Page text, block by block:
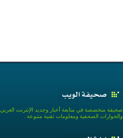
صحيفة متخصصة في متابعة أخبار وجديد الإنترنت العربي
والحوارات الصحفية ومعلومات تقنية متنوعة .